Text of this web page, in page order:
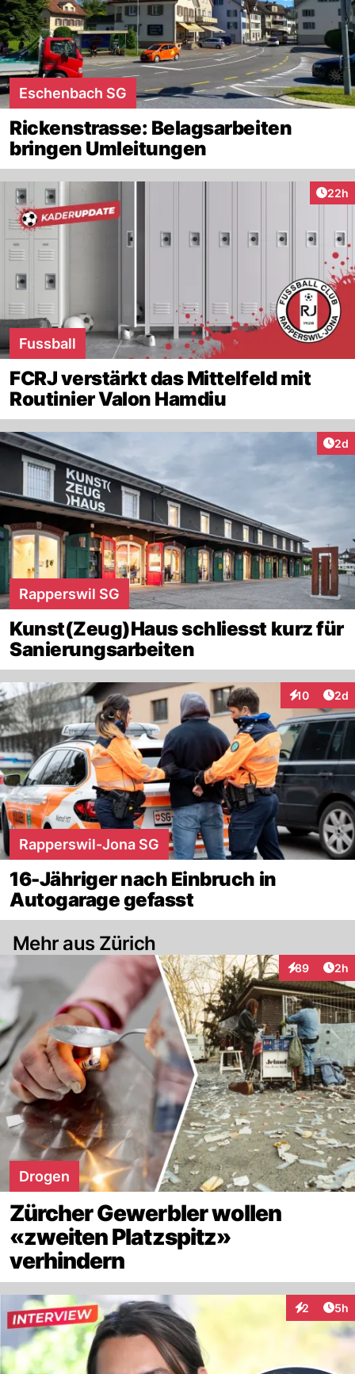
Eschenbach SG
Rickenstrasse: Belagsarbeiten
bringen Umleitungen
22h
Fussball
FCRJ verstärkt das Mittelfeld mit
Routinier Valon Hamdiu
2d
Rapperswil SG
Kunst(Zeug)Haus schliesst kurz für
Sanierungsarbeiten
10
Interaktionen
2d
Rapperswil-Jona SG
16-Jähriger nach Einbruch in
Autogarage gefasst
Mehr aus Zürich
89
Interaktionen
2h
Drogen
Zürcher Gewerbler wollen
«zweiten Platzspitz»
verhindern
2 5h